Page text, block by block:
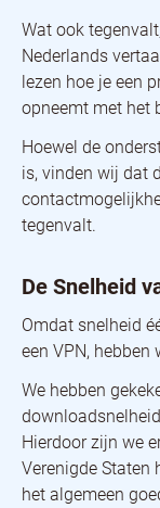
Wat ook
Nederlands
lezen hoe je een
opneemt met het
Hoewel de
is, vinden wij dat
tegenvalt.
De Snelheid
Omdat snelheid
een VPN, hebben
We hebben
Hierdoor zijn we
Verenigde Staten
het algemeen